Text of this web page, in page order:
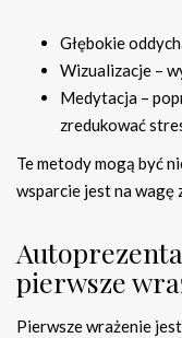
Głębokie
Wizualizacje –
Medytacja –
zredukować
Te metody mogą być
wsparcie jest na wagę
pierwsze
Pierwsze wrażenie